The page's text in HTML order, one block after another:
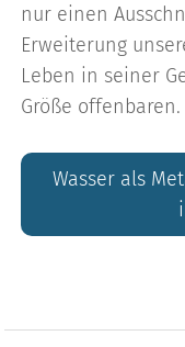
nur einen
Erweiterung
Leben in seiner
Größe offenbaren.
Wasser als